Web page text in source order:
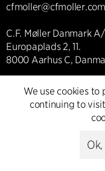
cfmoller@cfmoller.com
C.F. Møller Danmark
Europaplads 2, 11.
8000 Aarhus C,
Get in touch
We use cookies
continuing to